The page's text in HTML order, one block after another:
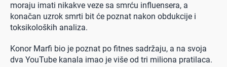
moraju imati nikakve veze sa smrću influensera, a
konačan uzrok smrti bit će poznat nakon obdukcije i
toksikoloških analiza.
Konor Marfi bio je poznat po fitnes sadržaju, a na svoja
dva YouTube kanala imao je više od tri miliona pratilaca.